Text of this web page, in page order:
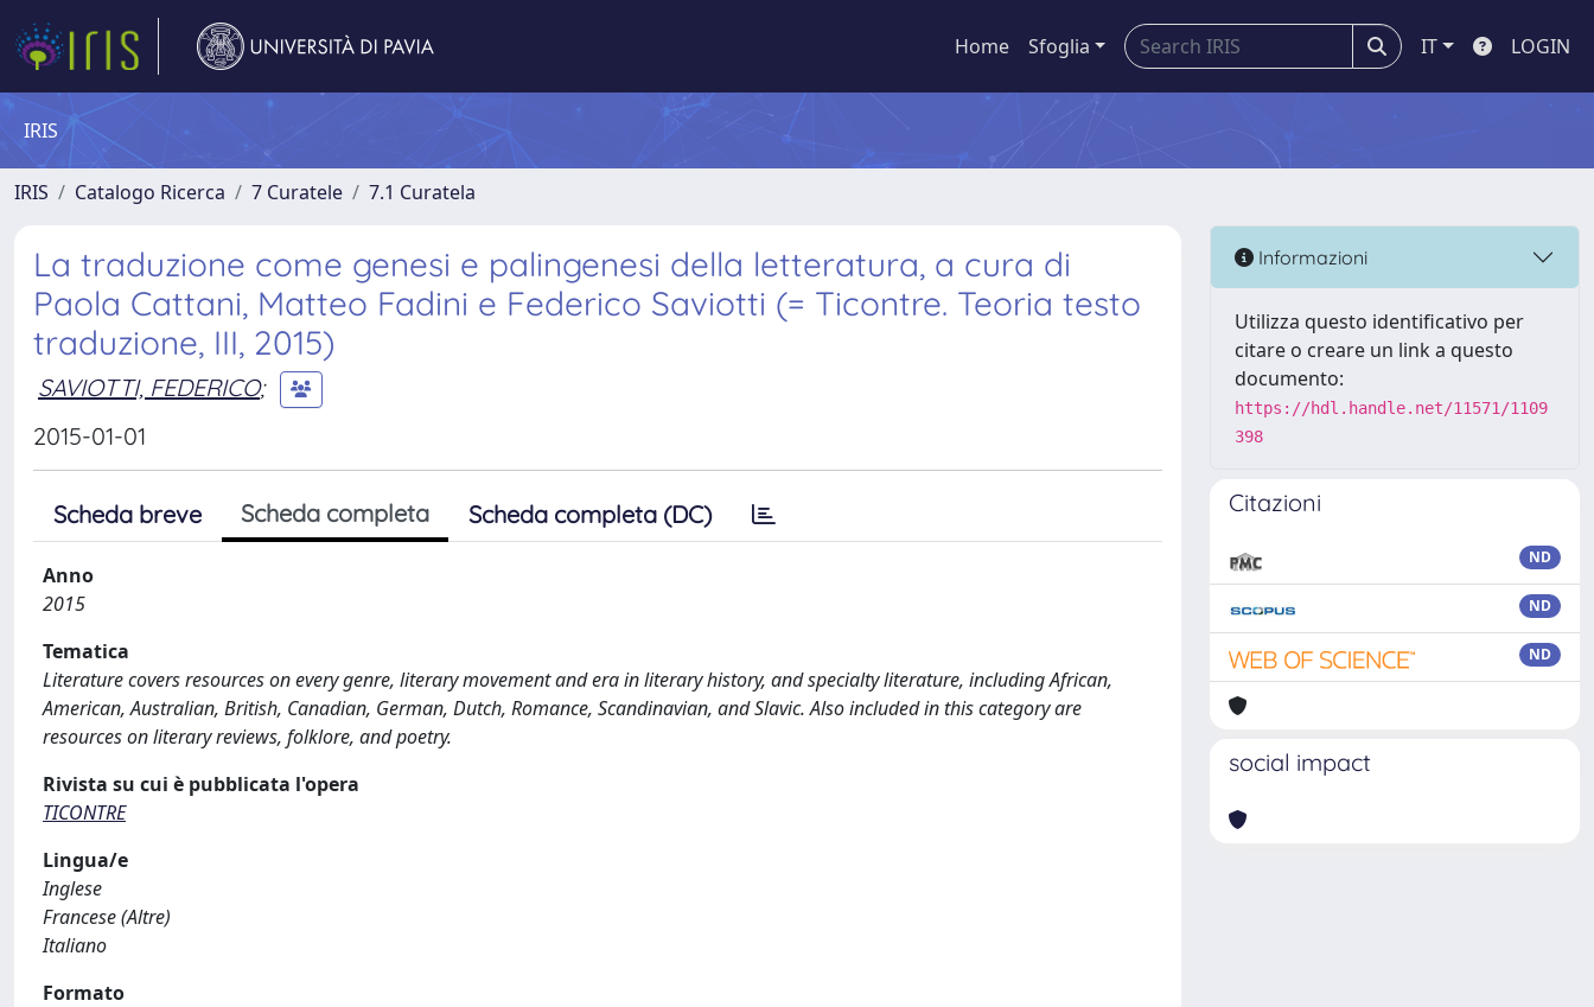
Home Sfoglia IT LOGIN
IRIS
IRIS Catalogo Ricerca 7 Curatele 7.1 Curatela
La traduzione come genesi e palingenesi della letteratura, a cura di
Paola Cattani, Matteo Fadini e Federico Saviotti (= Ticontre. Teoria testo
traduzione, III, 2015)
SAVIOTTI, FEDERICO;
2015-01-01
Scheda breve Scheda completa Scheda completa (DC)
Anno
2015
Tematica
Literature covers resources on every genre, literary movement and era in literary history, and specialty literature, including African,
American, Australian, British, Canadian, German, Dutch, Romance, Scandinavian, and Slavic. Also included in this category are
resources on literary reviews, folklore, and poetry.
Rivista su cui è pubblicata l'opera
TICONTRE
Lingua/e
Inglese
Francese (Altre)
Italiano
Formato
Informazioni
Utilizza questo identificativo per
citare o creare un link a questo
documento:
https://hdl.handle.net/11571/1109
398
Citazioni
ND
ND
ND
social impact